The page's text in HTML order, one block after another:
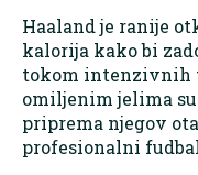
Haaland je ranije
kalorija kako bi
tokom intenzivnih
omiljenim jelima su
priprema njegov
profesionalni